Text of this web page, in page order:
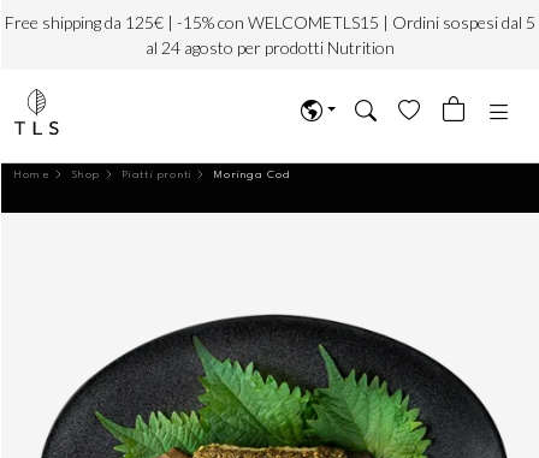
Free shipping da 125€ | -15% con WELCOMETLS15 | Ordini sospesi dal 5
al 24 agosto per prodotti Nutrition
Home Shop Piatti pronti Moringa Cod